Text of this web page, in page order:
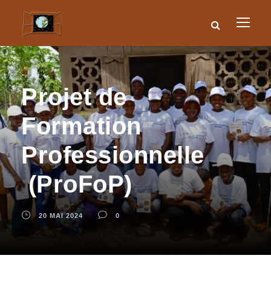
Projet de
Formation
Professionnelle
(ProFoP)
20 MAI 2024 0